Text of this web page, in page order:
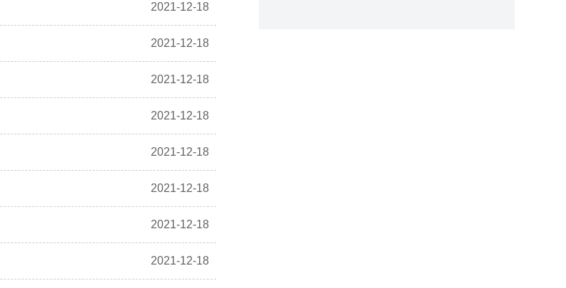
2021-12-18
2021-12-18
2021-12-18
2021-12-18
2021-12-18
2021-12-18
2021-12-18
2021-12-18